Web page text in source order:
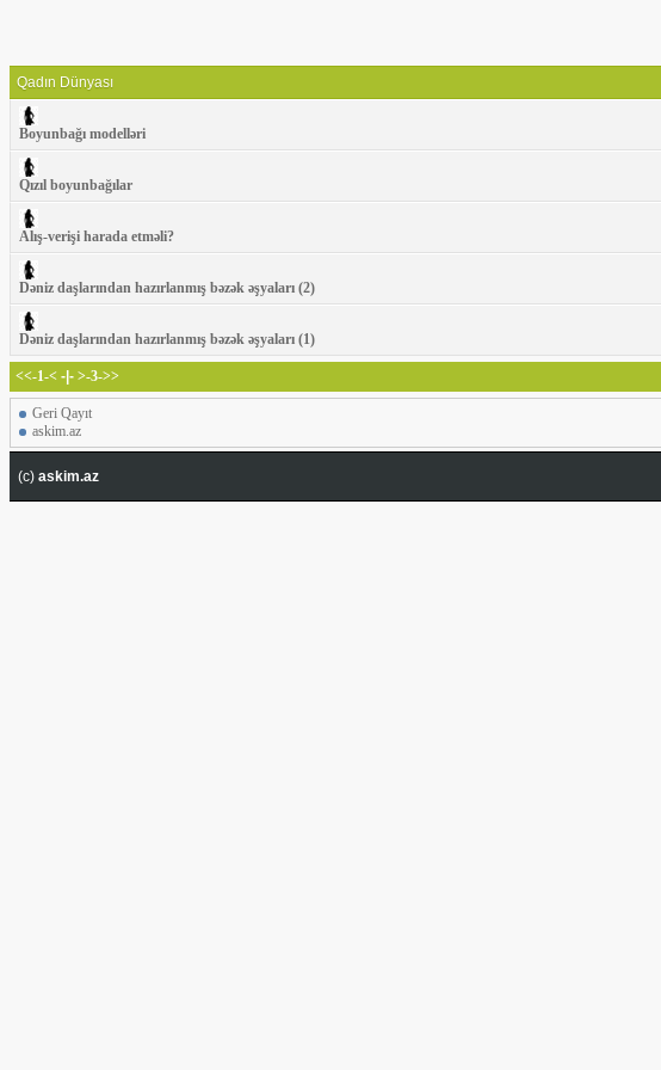
Qadın Dünyası
Boyunbağı modelləri
Qızıl boyunbağılar
Alış-verişi harada etməli?
Dəniz daşlarından hazırlanmış bəzək əşyaları (2)
Dəniz daşlarından hazırlanmış bəzək əşyaları (1)
<<-1-< -|- >-3->>
Geri Qayıt
askim.az
(c) askim.az